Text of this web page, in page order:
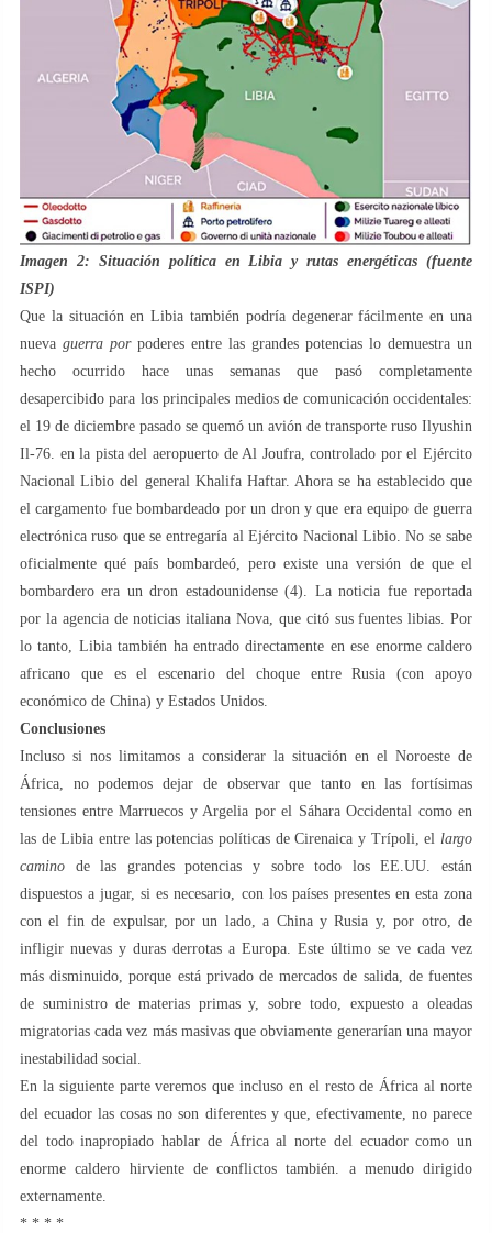
Imagen 2: Situación política en Libia y rutas energéticas (fuente
ISPI)
Que la situación en Libia también podría degenerar fácilmente en una
nueva guerra porpoderes entre las grandes potencias lo demuestra un
hecho ocurrido hace unas semanas que pasó completamente
desapercibido para los principales medios de comunicación occidentales:
el 19 de diciembre pasado se quemó un avión de transporte ruso Ilyushin
Il-76. en la pista del aeropuerto de Al Joufra, controlado por el Ejército
Nacional Libio del general Khalifa Haftar. Ahora se ha establecido que
el cargamento fue bombardeado por un dron y que era equipo de guerra
electrónica ruso que se entregaría al Ejército Nacional Libio. No se sabe
oficialmente qué país bombardeó, pero existe una versión de que el
bombardero era un dron estadounidense (4). La noticia fue reportada
por la agencia de noticias italiana Nova, que citó sus fuentes libias. Por
lo tanto, Libia también ha entrado directamente en ese enorme caldero
africano que es el escenario del choque entre Rusia (con apoyo
económico de China) y Estados Unidos.
Conclusiones
Incluso si nos limitamos a considerar la situación en el Noroeste de
África, no podemos dejar de observar que tanto en las fortísimas
tensiones entre Marruecos y Argelia por el Sáhara Occidental como en
las de Libia entre las potencias políticas de Cirenaica y Trípoli, el largo
camino de las grandes potencias y sobre todo los EE.UU. están
dispuestos a jugar, si es necesario, con los países presentes en esta zona
con el fin de expulsar, por un lado, a China y Rusia y, por otro, de
infligir nuevas y duras derrotas a Europa. Este último se ve cada vez
más disminuido, porque está privado de mercados de salida, de fuentes
de suministro de materias primas y, sobre todo, expuesto a oleadas
migratorias cada vez más masivas que obviamente generarían una mayor
inestabilidad social.
En la siguiente parte veremos que incluso en el resto de África al norte
del ecuador las cosas no son diferentes y que, efectivamente, no parece
del todo inapropiado hablar de África al norte del ecuador como un
enorme caldero hirviente de conflictos también. a menudo dirigido
externamente.
* * * *